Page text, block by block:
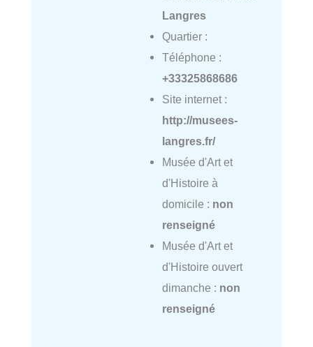
Langres
Quartier :
Téléphone :
+33325868686
Site internet :
http://musees-
langres.fr/
Musée d'Art et
d'Histoire à
domicile : non
renseigné
Musée d'Art et
d'Histoire ouvert
dimanche : non
renseigné